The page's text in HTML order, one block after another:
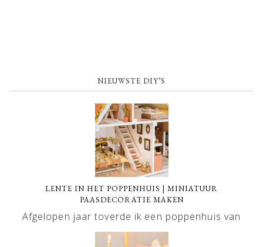
NIEUWSTE DIY’S
LENTE IN HET POPPENHUIS | MINIATUUR
PAASDECORATIE MAKEN
Afgelopen jaar toverde ik een poppenhuis van